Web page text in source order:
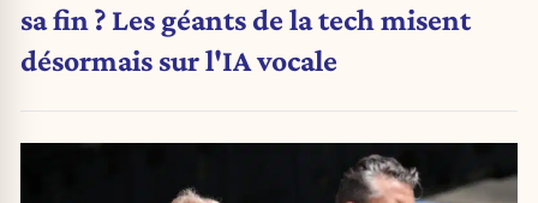
sa fin ? Les géants de la tech misent
désormais sur l'IA vocale